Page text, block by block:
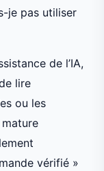
je pas utiliser
de l’IA,
lire
ou les
vérifié »